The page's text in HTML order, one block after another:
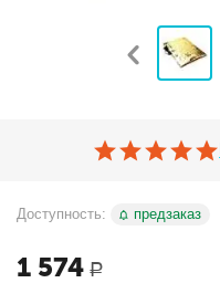
Доступность: предзаказ
1 574 Р